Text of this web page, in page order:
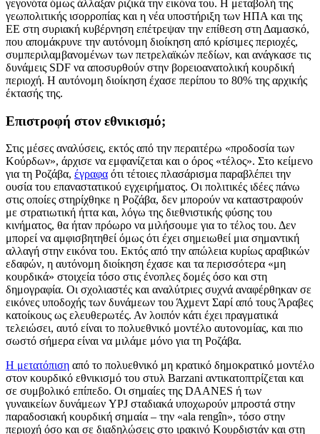
γεγονότα όμως άλλαξαν ριζικά την εικόνα του. Η μεταβολή της
γεωπολιτικής ισορροπίας και η νέα υποστήριξη των ΗΠΑ και της
ΕΕ στη συριακή κυβέρνηση επέτρεψαν την επίθεση στη Δαμασκό,
που απομάκρυνε την αυτόνομη διοίκηση από κρίσιμες περιοχές,
συμπεριλαμβανομένων των πετρελαϊκών πεδίων, και ανάγκασε τις
δυνάμεις SDF να αποσυρθούν στην βορειοανατολική κουρδική
περιοχή. Η αυτόνομη διοίκηση έχασε περίπου το 80% της αρχικής
έκτασής της.
Επιστροφή στον εθνικισμό;
Στις μέσες αναλύσεις, εκτός από την περαιτέρω «προδοσία των
Κούρδων», άρχισε να εμφανίζεται και ο όρος «τέλος». Στο κείμενο
για τη Ροζάβα, έγραφα ότι τέτοιες πλασάρισμα παραβλέπει την
ουσία του επαναστατικού εγχειρήματος. Οι πολιτικές ιδέες πάνω
στις οποίες στηρίχθηκε η Ροζάβα, δεν μπορούν να καταστραφούν
με στρατιωτική ήττα και, λόγω της διεθνιστικής φύσης του
κινήματος, θα ήταν πρόωρο να μιλήσουμε για το τέλος του. Δεν
μπορεί να αμφισβητηθεί όμως ότι έχει σημειωθεί μια σημαντική
αλλαγή στην εικόνα του. Εκτός από την απώλεια κυρίως αραβικών
εδαφών, η αυτόνομη διοίκηση έχασε και τα περισσότερα «μη
κουρδικά» στοιχεία τόσο στις ένοπλες δομές όσο και στη
δημογραφία. Οι σχολιαστές και αναλύτριες συχνά αναφέρθηκαν σε
εικόνες υποδοχής των δυνάμεων του Άχμεντ Σαρί από τους Άραβες
κατοίκους ως ελευθερωτές. Αν λοιπόν κάτι έχει πραγματικά
τελειώσει, αυτό είναι το πολυεθνικό μοντέλο αυτονομίας, και πιο
σωστό σήμερα είναι να μιλάμε μόνο για τη Ροζάβα.
Η μετατόπιση από το πολυεθνικό μη κρατικό δημοκρατικό μοντέλο
στον κουρδικό εθνικισμό του στυλ Barzani αντικατοπτρίζεται και
σε συμβολικό επίπεδο. Οι σημαίες της DAANES ή των
γυναικείων δυνάμεων YPJ σταδιακά υποχωρούν μπροστά στην
παραδοσιακή κουρδική σημαία – την «ala rengîn», τόσο στην
περιοχή όσο και σε διαδηλώσεις στο ιρακινό Κουρδιστάν και στη